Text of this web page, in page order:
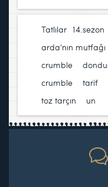
Tatlılar 14.sezon
arda'nın mutfağı
crumble
crumble
tarif
toz tarçın
un